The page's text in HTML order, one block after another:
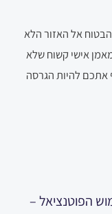
אל האזור הלא
אישי קשוח שלא
להיות הגרסה
הפוטנציאל –